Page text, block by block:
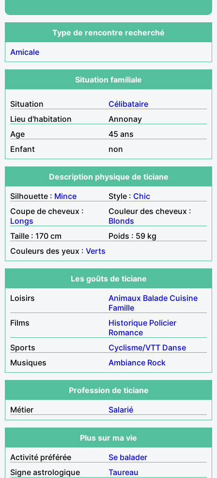
Type de rencontre recherché
Amicale
Situation familiale
Situation
Célibataire
Lieu d'habitation
Annonay
Age
45 ans
Enfant
non
Description physique de ticiane
Silhouette : Mince Style : Chic
Coupe de cheveux :
Longs
Couleur des cheveux :
Blonds
Taille : 170 cm
Poids : 59 kg
Couleurs des yeux : Verts
Les goûts de ticiane
Loisirs
Animaux Balade Cuisine
Famille
Films
Historique Policier
Romance
Sports
Cyclisme/VTT Danse
Musiques
Ambiance Rock
Profession de ticiane
Métier
Salarié
Plus sur ma vie
Activité préférée
Se balader
Signe astrologique
Taureau